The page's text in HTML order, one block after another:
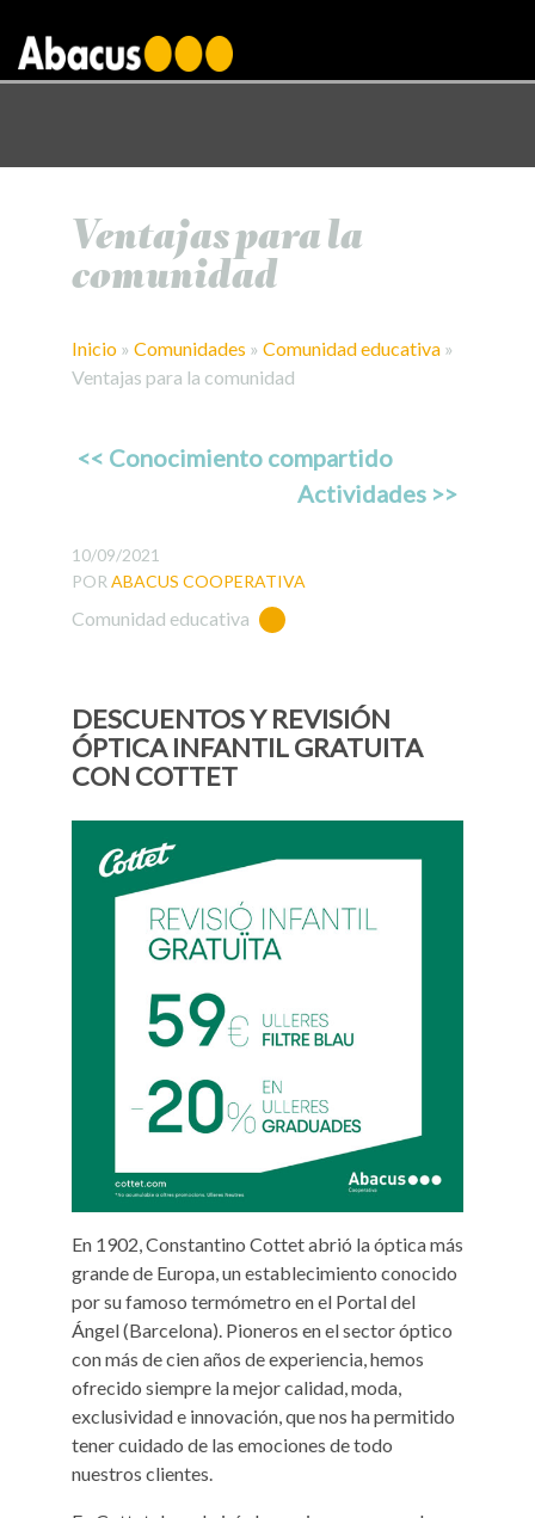
Ventajas para la
comunidad
Inicio » Comunidades » Comunidad educativa »
Ventajas para la comunidad
<< Conocimiento compartido
Actividades >>
10/09/2021
POR ABACUS COOPERATIVA
Comunidad educativa
DESCUENTOS Y REVISIÓN
ÓPTICA INFANTIL GRATUITA
CON COTTET
En 1902, Constantino Cottet abrió la óptica más
grande de Europa, un establecimiento conocido
por su famoso termómetro en el Portal del
Ángel (Barcelona). Pioneros en el sector óptico
con más de cien años de experiencia, hemos
ofrecido siempre la mejor calidad, moda,
exclusividad e innovación, que nos ha permitido
tener cuidado de las emociones de todo
nuestros clientes.